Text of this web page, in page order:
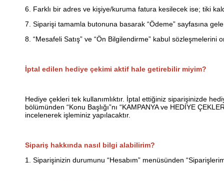
6. Farklı bir adres ve kişiye/kuruma fatura kesilecek ise; tiki
7. Siparişi tamamla butonuna basarak “Ödeme” sayfasına
8. “Mesafeli Satış” ve “Ön Bilgilendirme” kabul sözleşmelerini
İptal edilen hediye çekimi aktif hale getirebilir miyim?
Hediye çekleri tek kullanımlıktır. İptal ettiğiniz siparişinizde
bölümünden “Konu Başlığı”nı “KAMPANYA ve HEDİYE
incelenerek işleminiz yapılacaktır.
Sipariş hakkında nasıl bilgi alabilirim?
1. Siparişinizin durumunu “Hesabım” menüsünden